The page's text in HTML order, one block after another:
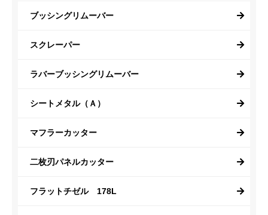
ブッシングリムーバー
スクレーパー
ラバーブッシングリムーバー
シートメタル（Ａ）
マフラーカッター
二枚刃パネルカッター
フラットチゼル 178L